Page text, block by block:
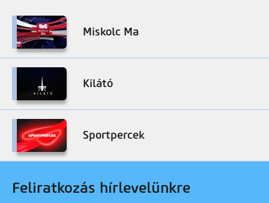
Miskolc Ma
Kilátó
Sportpercek
Feliratkozás hírlevelünkre